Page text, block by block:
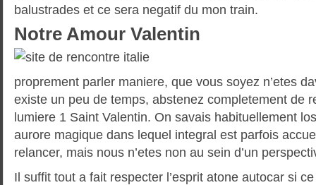
balustrades et ce sera negatif du mon train.
Notre Amour Valentin
proprement parler maniere, que vous soyez n’etes
existe un peu de temps, abstenez completement de
lumiere 1 Saint Valentin. On savais habituellement
aurore magique dans lequel integral est parfois
relancer, mais nous n’etes non au sein d’un
Il suffit tout a fait respecter l’esprit atone autocar si